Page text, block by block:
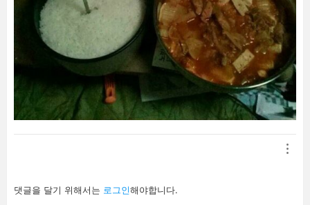
답
글
댓글을 달기 위해서는 로그인해야합니다.